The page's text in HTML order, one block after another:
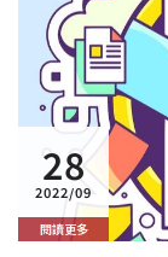
28
2022/09
閱讀更多